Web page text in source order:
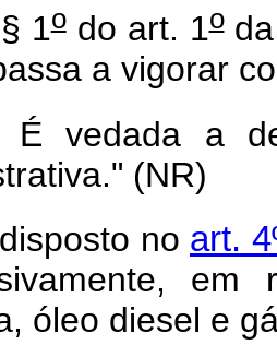
1odo art. 1oda
a vigorar
vedada a
(NR)
no art.
em
óleo diesel e